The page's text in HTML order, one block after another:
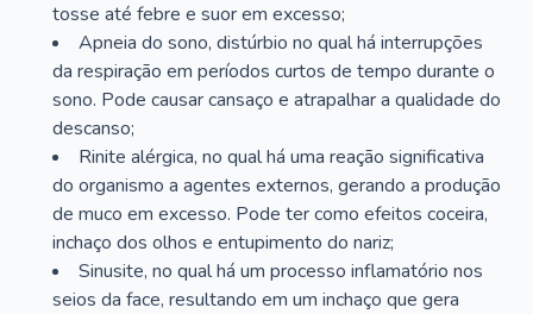
tosse até febre e suor em excesso;
Apneia do sono, distúrbio no qual há interrupções
da respiração em períodos curtos de tempo durante o
sono. Pode causar cansaço e atrapalhar a qualidade do
descanso;
Rinite alérgica, no qual há uma reação significativa
do organismo a agentes externos, gerando a produção
de muco em excesso. Pode ter como efeitos coceira,
inchaço dos olhos e entupimento do nariz;
Sinusite, no qual há um processo inflamatório nos
seios da face, resultando em um inchaço que gera